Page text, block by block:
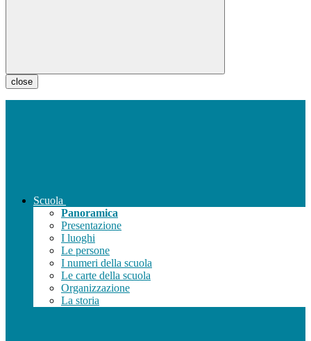
close
Scuola
Panoramica
Presentazione
I luoghi
Le persone
I numeri della scuola
Le carte della scuola
Organizzazione
La storia